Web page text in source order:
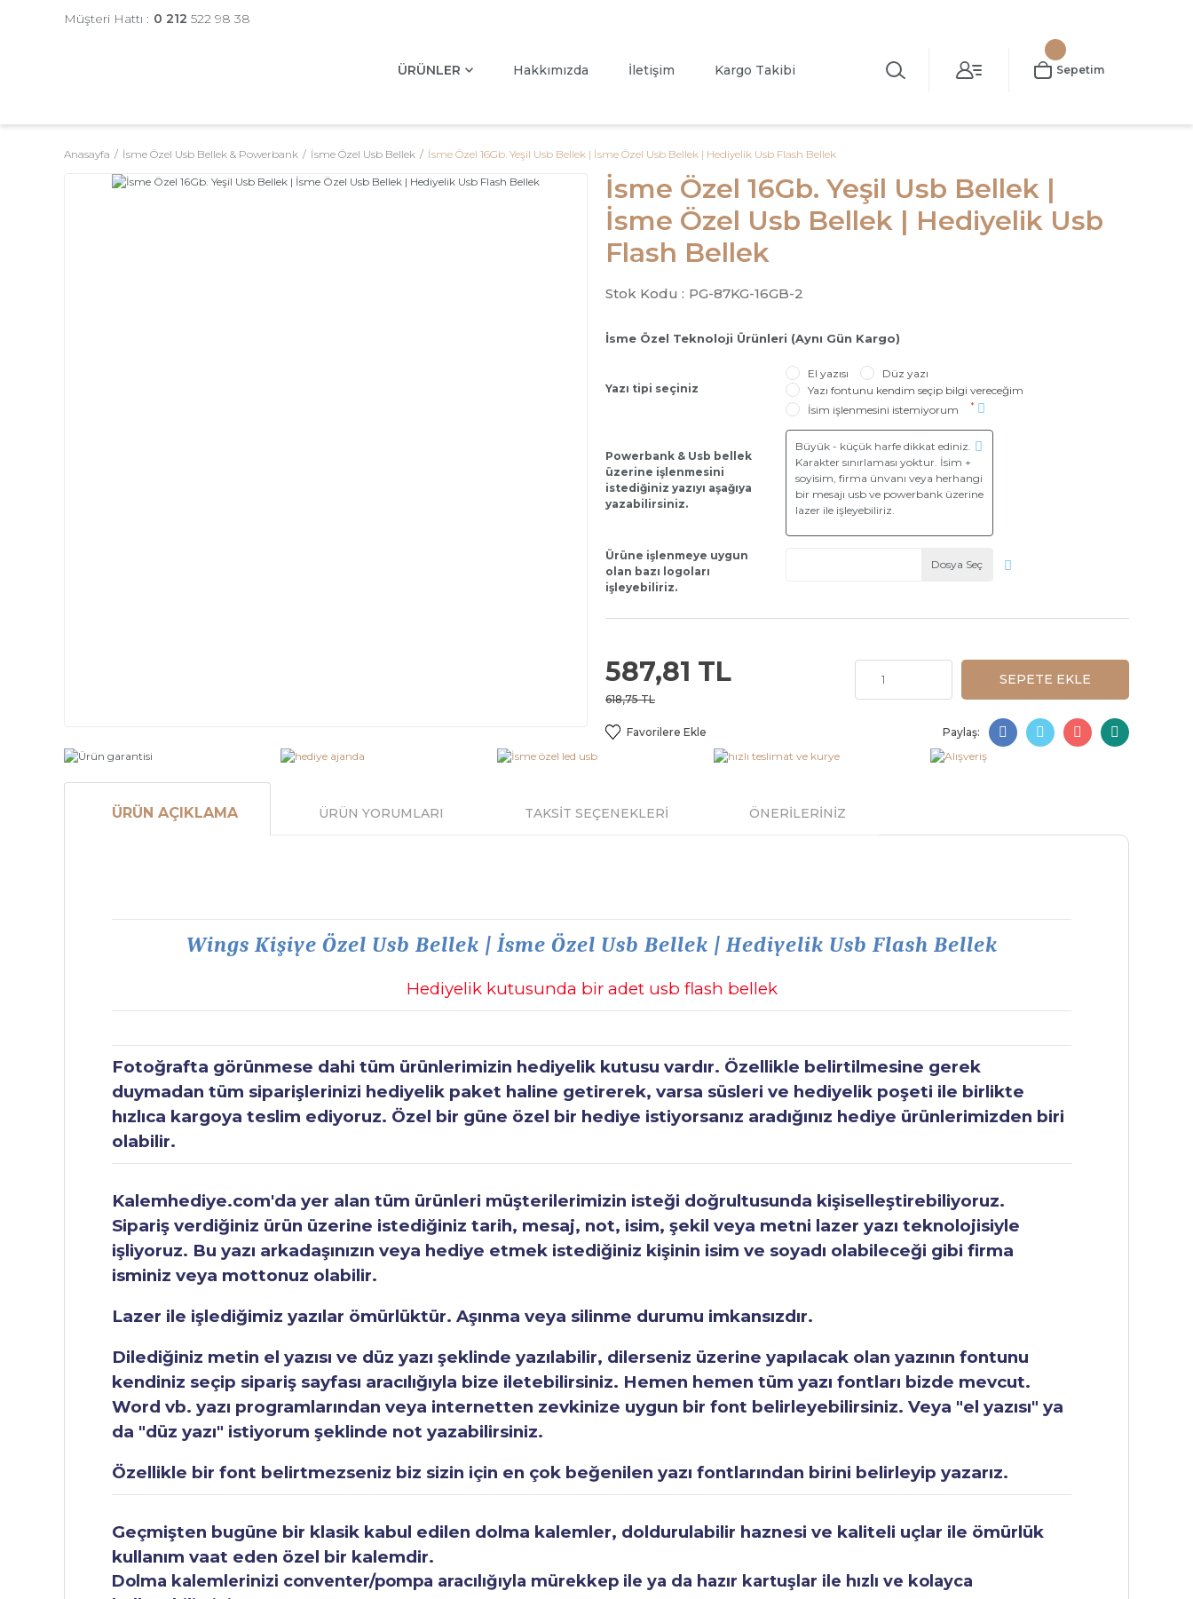
Müşteri Hattı : 0 212 522 98 38
ÜRÜNLER Hakkımızda İletişim Kargo Takibi Sepetim
Anasayfa İsme Özel Usb Bellek & Powerbank İsme Özel Usb Bellek İsme Özel 16Gb. Yeşil Usb Bellek | İsme Özel Usb Bellek | Hediyelik Usb Flash Bellek
İsme Özel 16Gb. Yeşil Usb Bellek |
İsme Özel Usb Bellek | Hediyelik Usb
Flash Bellek
Stok Kodu : PG-87KG-16GB-2
İsme Özel Teknoloji Ürünleri (Aynı Gün Kargo)
Yazı tipi seçiniz
El yazısı
Düz yazı
Yazı fontunu kendim seçip bilgi vereceğim
İsim işlenmesini istemiyorum
*
Powerbank & Usb bellek
üzerine işlenmesini
istediğiniz yazıyı aşağıya
yazabilirsiniz.
Ürüne işlenmeye uygun
olan bazı logoları
işleyebiliriz.
Dosya Seç
587,81 TL
618,75 TL
SEPETE EKLE
Paylaş:
ÜRÜN AÇIKLAMA ÜRÜN YORUMLARI TAKSİT SEÇENEKLERİ ÖNERİLERİNİZ
Wings Kişiye Özel Usb Bellek | İsme Özel Usb Bellek | Hediyelik Usb Flash Bellek
Hediyelik kutusunda bir adet usb flash bellek
Fotoğrafta görünmese dahi tüm ürünlerimizin hediyelik kutusu vardır. Özellikle belirtilmesine gerek
duymadan tüm siparişlerinizi hediyelik paket haline getirerek, varsa süsleri ve hediyelik poşeti ile birlikte
hızlıca kargoya teslim ediyoruz. Özel bir güne özel bir hediye istiyorsanız aradığınız hediye ürünlerimizden biri
olabilir.
Kalemhediye.com'da yer alan tüm ürünleri müşterilerimizin isteği doğrultusunda kişiselleştirebiliyoruz.
Sipariş verdiğiniz ürün üzerine istediğiniz tarih, mesaj, not, isim, şekil veya metni lazer yazı teknolojisiyle
işliyoruz. Bu yazı arkadaşınızın veya hediye etmek istediğiniz kişinin isim ve soyadı olabileceği gibi firma
isminiz veya mottonuz olabilir.
Lazer ile işlediğimiz yazılar ömürlüktür. Aşınma veya silinme durumu imkansızdır.
Dilediğiniz metin el yazısı ve düz yazı şeklinde yazılabilir, dilerseniz üzerine yapılacak olan yazının fontunu
kendiniz seçip sipariş sayfası aracılığıyla bize iletebilirsiniz. Hemen hemen tüm yazı fontları bizde mevcut.
Word vb. yazı programlarından veya internetten zevkinize uygun bir font belirleyebilirsiniz. Veya "el yazısı" ya
da "düz yazı" istiyorum şeklinde not yazabilirsiniz.
Özellikle bir font belirtmezseniz biz sizin için en çok beğenilen yazı fontlarından birini belirleyip yazarız.
Geçmişten bugüne bir klasik kabul edilen dolma kalemler, doldurulabilir haznesi ve kaliteli uçlar ile ömürlük
kullanım vaat eden özel bir kalemdir.
Dolma kalemlerinizi conventer/pompa aracılığıyla mürekkep ile ya da hazır kartuşlar ile hızlı ve kolayca